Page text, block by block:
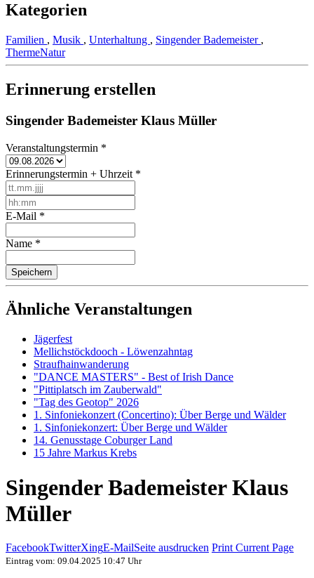
Kategorien
Familien , Musik , Unterhaltung , Singender Bademeister ,
ThermeNatur
Erinnerung erstellen
Singender Bademeister Klaus Müller
Veranstaltungstermin *
Erinnerungstermin + Uhrzeit *
E-Mail *
Name *
Ähnliche Veranstaltungen
Jägerfest
Mellichstöckdooch - Löwenzahntag
Straufhainwanderung
"DANCE MASTERS" - Best of Irish Dance
"Pittiplatsch im Zauberwald"
"Tag des Geotop" 2026
1. Sinfoniekonzert (Concertino): Über Berge und Wälder
1. Sinfoniekonzert: Über Berge und Wälder
14. Genusstage Coburger Land
15 Jahre Markus Krebs
Singender Bademeister Klaus
Müller
FacebookTwitterXingE-MailSeite ausdrucken Print Current Page
Eintrag vom: 09.04.2025 10:47 Uhr